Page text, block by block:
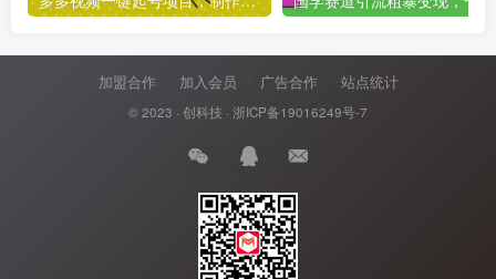
加盟合作 加入会员 广告合作 站点统计
© 2023 · 创科技 · 浙ICP备19016249号-7